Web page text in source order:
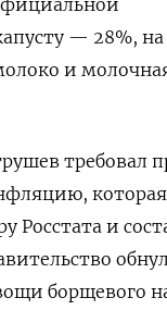
— 28%,
и
требовал
и
борщевого